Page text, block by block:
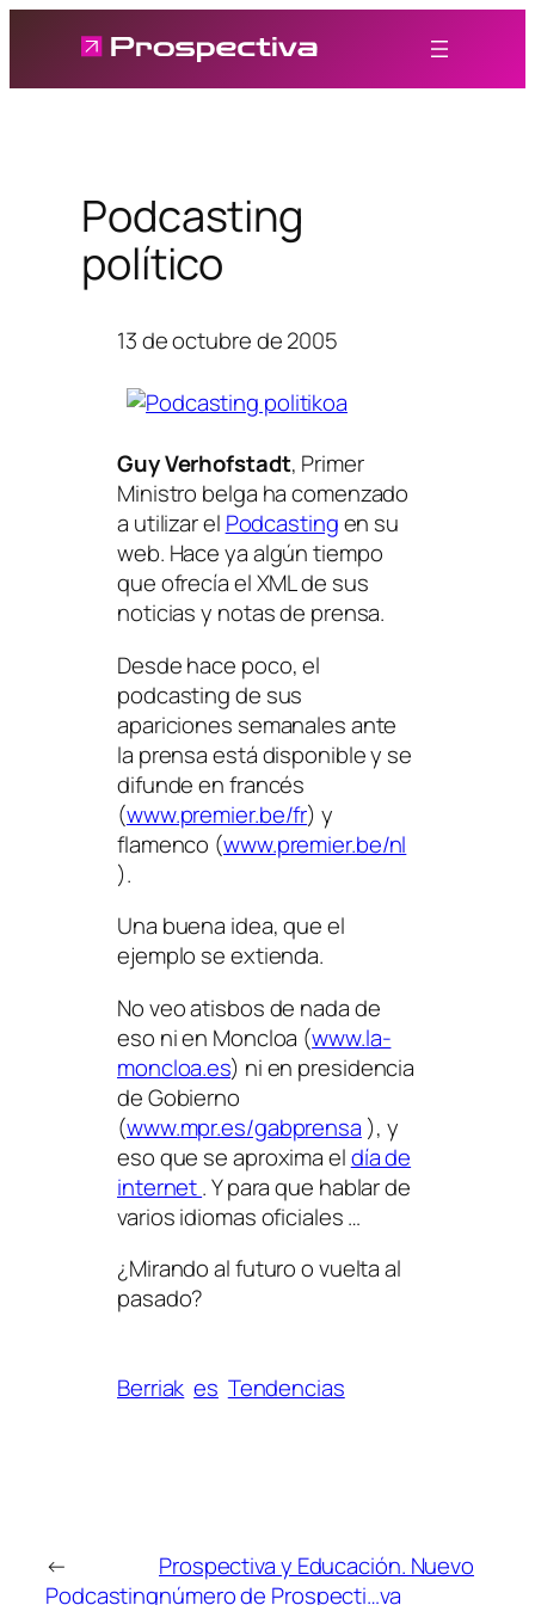
contenido
Podcasting
político
13 de octubre de 2005
Guy Verhofstadt, Primer
Ministro belga ha comenzado
a utilizar el Podcastingen su
web. Hace ya algún tiempo
que ofrecía el XML de sus
noticias y notas de prensa.
Desde hace poco, el
podcasting de sus
apariciones semanales ante
la prensa está disponible y se
difunde en francés
(www.premier.be/fr) y
flamenco (www.premier.be/nl
).
Una buena idea, que el
ejemplo se extienda.
No veo atisbos de nada de
eso ni en Moncloa (www.la-
moncloa.es) ni en presidencia
de Gobierno
(www.mpr.es/gabprensa ), y
eso que se aproxima eldía de
internet. Y para que hablar de
varios idiomas oficiales …
¿Mirando al futuro o vuelta al
pasado?
Berriak es Tendencias
←
Podcasting
Prospectiva y Educación. Nuevo
número de Prospecti…va